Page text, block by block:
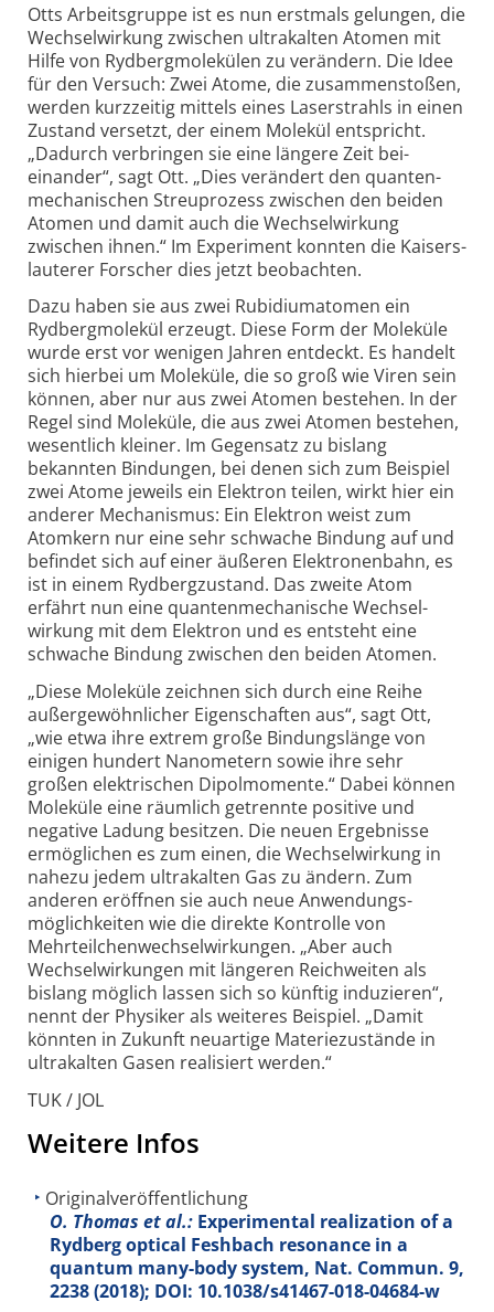
Otts Arbeits­gruppe ist es nun erstmals gelungen, die
Wechsel­wirkung zwischen ultra­kalten Atomen mit
Hilfe von Rydberg­molekülen zu verändern. Die Idee
für den Versuch: Zwei Atome, die zusammen­stoßen,
werden kurz­zeitig mittels eines Laser­strahls in einen
Zustand versetzt, der einem Molekül entspricht.
„Dadurch verbringen sie eine längere Zeit bei­
einander“, sagt Ott. „Dies verändert den quanten­
mechanischen Streu­prozess zwischen den beiden
Atomen und damit auch die Wechsel­wirkung
zwischen ihnen.“ Im Experiment konnten die Kaisers­
lauterer Forscher dies jetzt beobachten.
Dazu haben sie aus zwei Rubidium­atomen ein
Rydberg­molekül erzeugt. Diese Form der Moleküle
wurde erst vor wenigen Jahren entdeckt. Es handelt
sich hierbei um Moleküle, die so groß wie Viren sein
können, aber nur aus zwei Atomen bestehen. In der
Regel sind Moleküle, die aus zwei Atomen bestehen,
wesentlich kleiner. Im Gegen­satz zu bislang
bekannten Bindungen, bei denen sich zum Beispiel
zwei Atome jeweils ein Elektron teilen, wirkt hier ein
anderer Mecha­nismus: Ein Elektron weist zum
Atomkern nur eine sehr schwache Bindung auf und
befindet sich auf einer äußeren Elektronen­bahn, es
ist in einem Rydberg­zustand. Das zweite Atom
erfährt nun eine quanten­mechanische Wechsel­
wirkung mit dem Elektron und es entsteht eine
schwache Bindung zwischen den beiden Atomen.
„Diese Moleküle zeichnen sich durch eine Reihe
außer­gewöhnlicher Eigen­schaften aus“, sagt Ott,
„wie etwa ihre extrem große Bindungs­länge von
einigen hundert Nano­metern sowie ihre sehr
großen elek­trischen Dipol­momente.“ Dabei können
Moleküle eine räumlich getrennte positive und
negative Ladung besitzen. Die neuen Ergeb­nisse
ermöglichen es zum einen, die Wechsel­wirkung in
nahezu jedem ultra­kalten Gas zu ändern. Zum
anderen eröffnen sie auch neue Anwendungs­
möglichkeiten wie die direkte Kontrolle von
Mehrteilchen­wechsel­wirkungen. „Aber auch
Wechsel­wirkungen mit längeren Reichweiten als
bislang möglich lassen sich so künftig induzieren“,
nennt der Physiker als weiteres Beispiel. „Damit
könnten in Zukunft neuartige Materie­zustände in
ultra­kalten Gasen realisiert werden.“
TUK / JOL
Weitere Infos
Originalveröffentlichung
O. Thomas et al.: Experimental realization of a
Rydberg optical Feshbach resonance in a
quantum many-body system, Nat. Commun. 9,
2238 (2018); DOI: 10.1038/s41467-018-04684-w